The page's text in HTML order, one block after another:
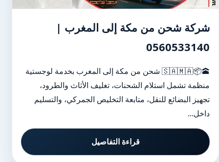
شركة شحن من مكة إلى المغرب |
0560533140
🕋📦🇸🇦🇲🇦 شحن من مكة إلى المغرب بخدمة لوجستية
منظمة تشمل استلام الشحنات، تغليف الأثاث والطرود،
تجهيز البضائع للنقل، متابعة التخليص الجمركي، والتسليم
داخل...
قراءة التفاصيل